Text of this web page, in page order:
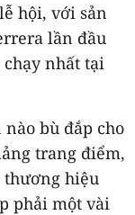
hội, với sản
lần đầu
nhất tại
bù đắp cho
trang điểm,
thương hiệu
phải một vài